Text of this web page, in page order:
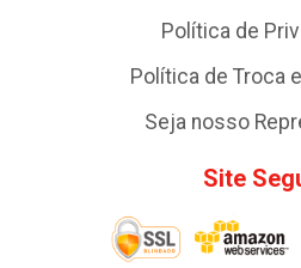
Política de
Política de Troca
Seja nosso
Site